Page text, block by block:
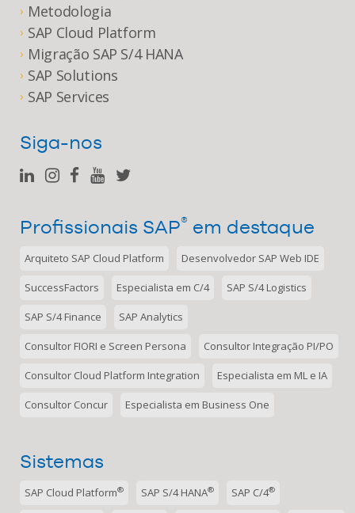
› Metodologia
› SAP Cloud Platform
› Migração SAP S/4 HANA
› SAP Solutions
› SAP Services
Siga-nos
Profissionais SAP® em destaque
Arquiteto SAP Cloud Platform Desenvolvedor SAP Web IDE
SuccessFactors Especialista em C/4 SAP S/4 Logistics
SAP S/4 Finance SAP Analytics
Consultor FIORI e Screen Persona Consultor Integração PI/PO
Consultor Cloud Platform Integration Especialista em ML e IA
Consultor Concur Especialista em Business One
Sistemas
SAP Cloud Platform® SAP S/4 HANA® SAP C/4®